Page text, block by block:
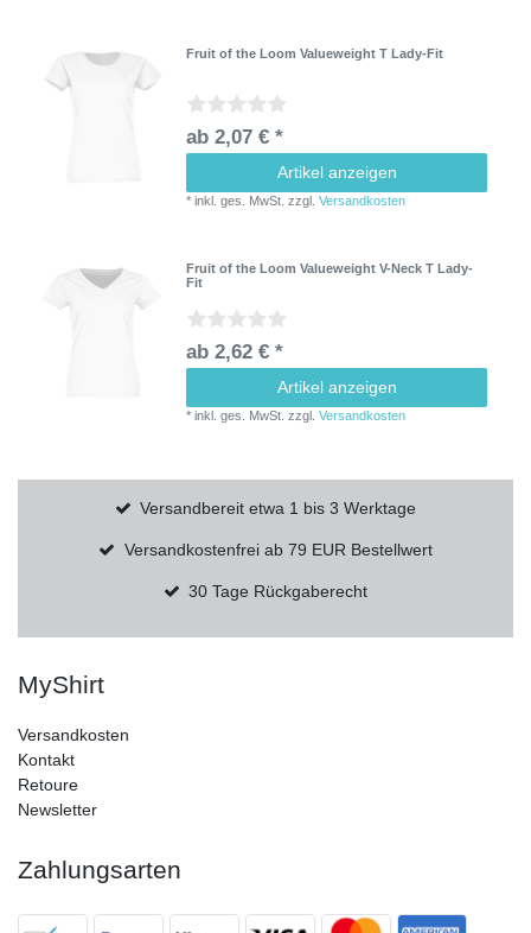
Fruit of the Loom Valueweight T Lady-Fit
ab 2,07 € *
Artikel anzeigen
*inkl. ges. MwSt. zzgl.Versandkosten
Fruit of the Loom Valueweight V-Neck T Lady-
Fit
ab 2,62 € *
Artikel anzeigen
*inkl. ges. MwSt. zzgl.Versandkosten
Versandbereit etwa 1 bis 3 Werktage
Versandkostenfrei ab 79 EUR Bestellwert
30 Tage Rückgaberecht
MyShirt
Versandkosten
Kontakt
Retoure
Newsletter
Zahlungsarten